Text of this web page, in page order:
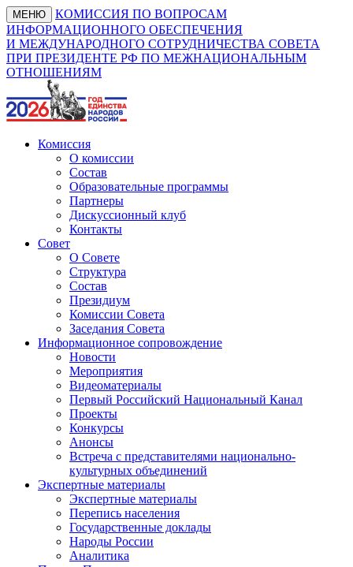
МЕНЮ
КОМИССИЯ ПО ВОПРОСАМ
ИНФОРМАЦИОННОГО ОБЕСПЕЧЕНИЯ
И МЕЖДУНАРОДНОГО СОТРУДНИЧЕСТВА СОВЕТА
ПРИ ПРЕЗИДЕНТЕ РФ ПО МЕЖНАЦИОНАЛЬНЫМ
ОТНОШЕНИЯМ
Комиссия
О комиссии
Состав
Образовательные программы
Партнеры
Дискуссионный клуб
Контакты
Совет
О Совете
Структура
Состав
Президиум
Комиссии Совета
Заседания Совета
Информационное сопровождение
Новости
Мероприятия
Видеоматериалы
Первый Российский Национальный Канал
Проекты
Конкурсы
Анонсы
Встреча с представителями национально-
культурных объединений
Экспертные материалы
Экспертные материалы
Перепись населения
Государственные доклады
Народы России
Аналитика